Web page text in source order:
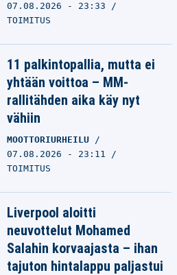
07.08.2026 - 23:33
TOIMITUS
11 palkintopallia, mutta ei
yhtään voittoa – MM-
rallitähden aika käy nyt
vähiin
MOOTTORIURHEILU
07.08.2026 - 23:11
TOIMITUS
Liverpool aloitti
neuvottelut Mohamed
Salahin korvaajasta – ihan
tajuton hintalappu paljastui